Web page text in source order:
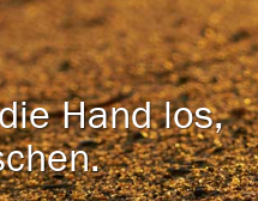
Hand los,